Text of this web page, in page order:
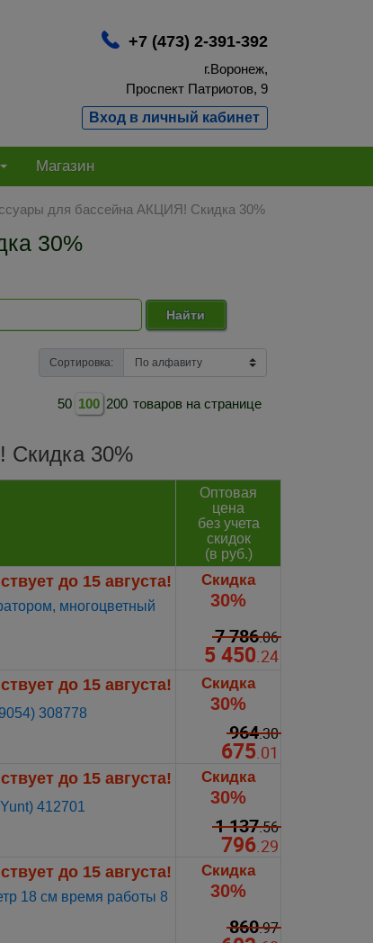
+7 (473) 2-391-392
г.Воронеж,
Проспект Патриотов, 9
Вход в личный кабинет
Магазин
для бассейна АКЦИЯ! Скидка 30%
30%
Найти
Сортировка:
50 100 200 товаров на странице
Скидка 30%
Оптовая
цена
без учета
скидок
(в руб.)
до 15 августа!
многоцветный
Скидка
30%
7 786.06
5 450.24
до 15 августа!
308778
Скидка
30%
964.30
675 .01
до 15 августа!
412701
Скидка
30%
1 137.56
796 .29
до 15 августа!
18 см время работы 8
Скидка
30%
860.97